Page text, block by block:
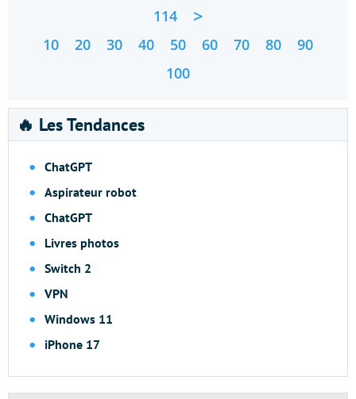
114
>
10 20 30 40 50 60 70 80
90
100
🔥 Les Tendances
ChatGPT
Aspirateur robot
ChatGPT
Livres photos
Switch 2
VPN
Windows 11
iPhone 17